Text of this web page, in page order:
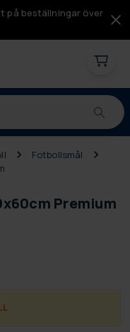
på beställningar över
Fotbollsmål
Premium